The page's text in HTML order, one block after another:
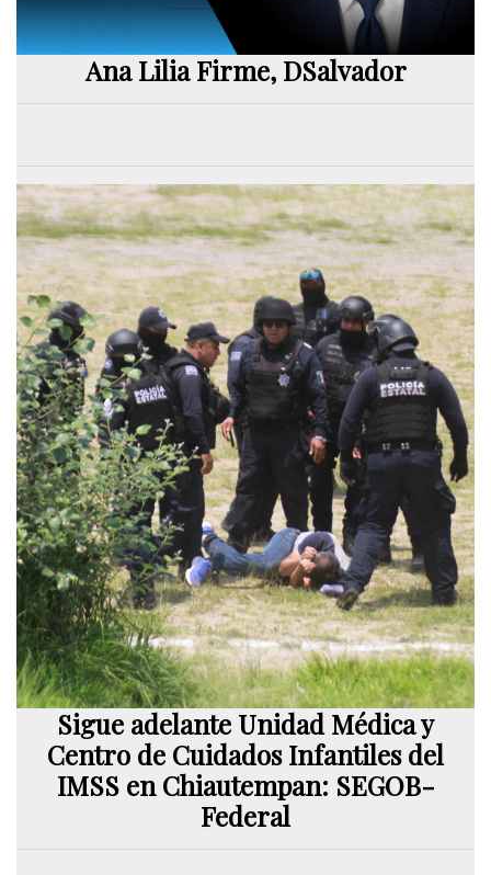
Ana Lilia Firme, DSalvador
Sigue adelante Unidad Médica y
Centro de Cuidados Infantiles del
IMSS en Chiautempan: SEGOB-
Federal